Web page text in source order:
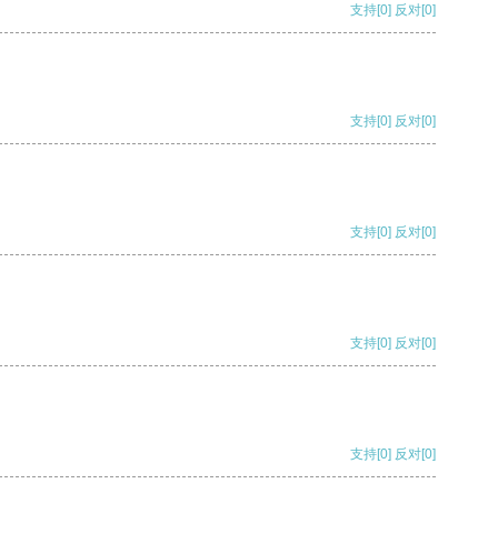
支持[0] 反对[0]
支持[0] 反对[0]
支持[0] 反对[0]
支持[0] 反对[0]
支持[0] 反对[0]